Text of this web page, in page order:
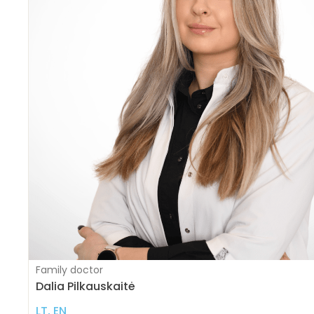
Family doctor
Dalia Pilkauskaitė
LT, EN